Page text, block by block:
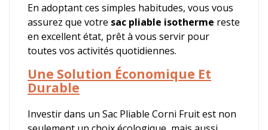
En adoptant ces simples habitudes, vous vous
assurez que votre sac pliable isotherme reste
en excellent état, prêt à vous servir pour
toutes vos activités quotidiennes.
Une Solution Économique Et
Durable
Investir dans un Sac Pliable Corni Fruit est non